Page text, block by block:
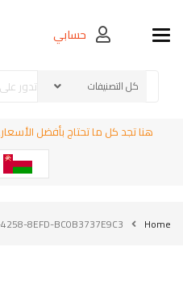
Toggle navigationحسابي
هنا تجد كل ما تحتاج بأفضل
Home
8EFD-BC0B3737E9C3